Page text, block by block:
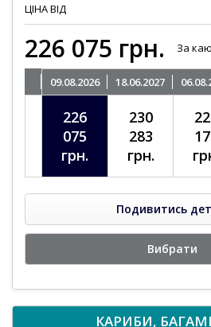
ЦІНАВІД
226 075 грн. За
09.08.2026 18.06.2027
226
075
грн.
230
283
грн.
Подивитись
Вибрати
КАРИБИ,